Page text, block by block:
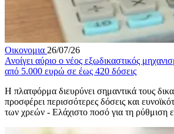
Οικονομια 26/07/26
Ανοίγει αύριο ο νέος εξωδικαστικός
από 5.000 ευρώ σε έως 420 δόσεις
Η πλατφόρμα διευρύνει σημαντικά τους
προσφέρει περισσότερες δόσεις και
των χρεών - Ελάχιστο ποσό για τη ρύθμιση